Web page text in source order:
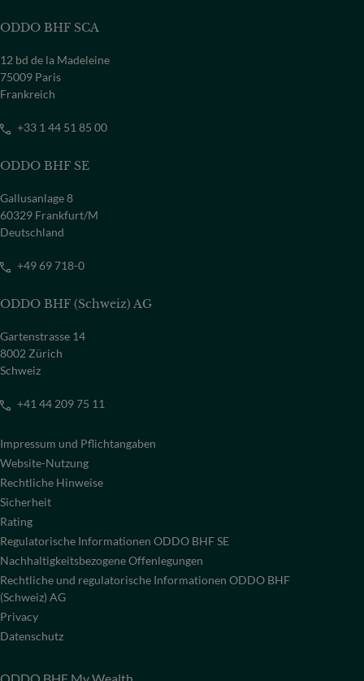
ODDO BHF SCA
12 bd de la Madeleine
75009 Paris
Frankreich
+33 1 44 51 85 00
ODDO BHF SE
Gallusanlage 8
60329 Frankfurt/M
Deutschland
+49 69 718-0
ODDO BHF (Schweiz) AG
Gartenstrasse 14
8002 Zürich
Schweiz
+41 44 209 75 11
Impressum und Pflichtangaben
Website-Nutzung
Rechtliche Hinweise
Sicherheit
Rating
Regulatorische Informationen ODDO BHF SE
Nachhaltigkeitsbezogene Offenlegungen
Rechtliche und regulatorische Informationen ODDO BHF
(Schweiz) AG
Privacy
Datenschutz